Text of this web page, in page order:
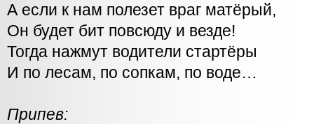
А если к нам полезет враг матёрый,
Он будет бит повсюду и везде!
Тогда нажмут водители стартёры
И по лесам, по сопкам, по воде…
Припев: